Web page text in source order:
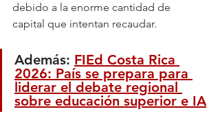
debido a la enorme cantidad de
capital que intentan recaudar.
Además: FIEd Costa Rica
2026: País se prepara para
liderar el debate regional
sobre educación superior e IA